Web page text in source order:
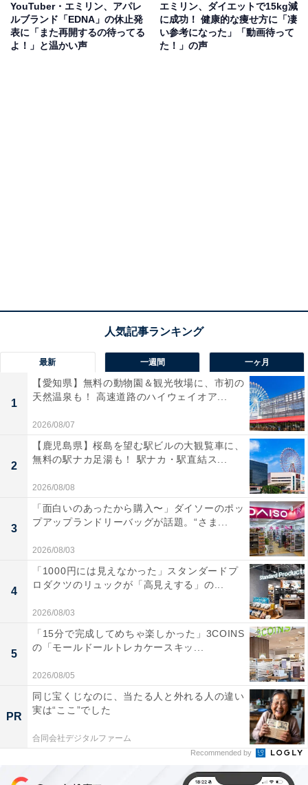
YouTuber・エミリン、アパレ
ルブランド「EDNA」の休止発
表に「また再開するの待ってる
よ！」と温かい声
エミリン、ダイエットで15kg減
に成功！ 健康的な痩せ方に「凄
い参考になった」「動画待って
た！」の声
最新 一週間 一ヶ月
1
【愛知県】無料の動物園＆観光牧場に、市初の
天然温泉も！ 高速道路のハイウェイオア...
2026/08/07
2
【鹿児島県】桜島を望む駅ビルの大観覧車に、
無料の駅ナカ足湯も！ 駅ナカ・駅直結ス...
2026/08/08
3
「面白いのあったから購入〜」ダイソーのポッ
プアップランドリーバッグが話題。“さま...
2026/08/03
4
「1000円には見えなかった」スタンダードプ
ロダクツのリュックが「高見えする」の...
2026/08/03
5
「15分で完成してめちゃ楽しかった」3COINS
の「モールドールトレカケースキッ...
2026/08/05
PR
同じ宝くじなのに、当たる人と外れる人の違い
実は“ここ”でした
合同会社デジタルファーム
Recommended by